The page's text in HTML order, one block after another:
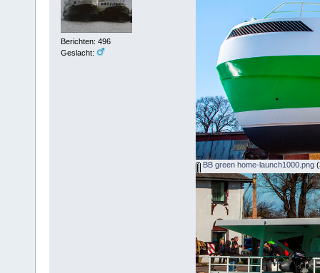
Berichten: 496
Geslacht:
BB green home-launch1000.png